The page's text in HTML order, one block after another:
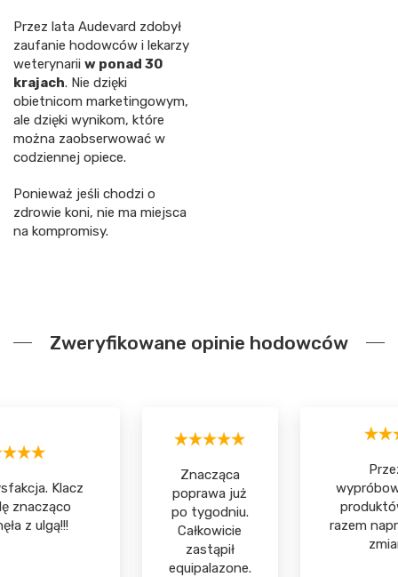
Przez lata Audevard zdobył
zaufanie hodowców i lekarzy
weterynarii w ponad 30
krajach. Nie dzięki
obietnicom marketingowym,
ale dzięki wynikom, które
można zaobserwować w
codziennej opiece.
Ponieważ jeśli chodzi o
zdrowie koni, nie ma miejsca
na kompromisy.
Zweryfikowane opinie hodowców
Klacz
znacząco
z ulgą!!!
Znacząca
poprawa już
po tygodniu.
Całkowicie
zastąpił
equipalazone.
razem